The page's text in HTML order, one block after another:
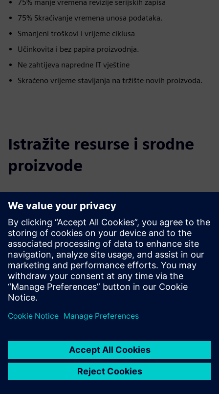
75% manje vremena revizije serijskih zapisa
75% Skraćivanje vremena unosa podataka.
Smanjeni troškovi i vrijeme ciklusa
Učinkovita i bez papira proizvodnja.
Ne zahtijeva napredne IT vještine
Skraćeno vrijeme stavljanja na tržište novih proizvoda.
Istražite resurse i srodne
proizvode
Dodatne informacije i resursi
Marketing web stranica
E-trgovina
Preduvjeti
Ništa